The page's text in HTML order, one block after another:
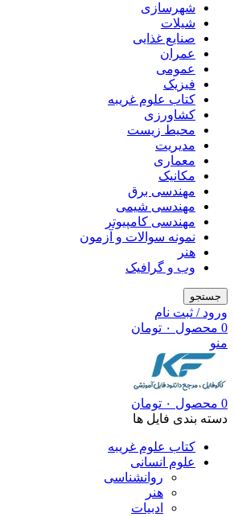
شهرسازی
شیلات
صنایع غذایی
عمران
عمومی
فیزیک
کتاب علوم غریبه
کشاورزی
محیط زیست
مدیریت
معماری
مکانیک
مهندسی برق
مهندسی شیمی
مهندسی کامپیوتر
نمونه سوالات و آزمون
هنر
وب و گرافیک
جستجو
ورود / ثبت نام
0 محصول ۰ تومان
منو
0 محصول ۰ تومان
دسته بندی فایل ها
کتاب علوم غریبه
علوم انسانی
روانشناسی
هنر
ادبیات